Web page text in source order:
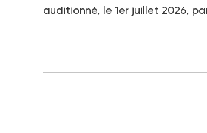
auditionné, le 1er juillet 2026,